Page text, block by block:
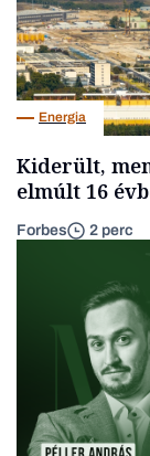
Energia
Kiderült,
elmúlt 16
Forbes 2 perc